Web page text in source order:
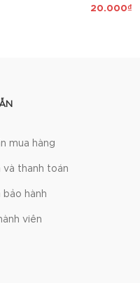
20.000₫
mua hàng
và thanh toán
hành
viên